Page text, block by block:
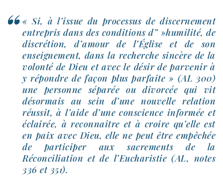
« Si, à l’is­sue du pro­ces­sus de dis­cer­ne­ment
entre­pris dans des condi­tions d” »humi­li­té, de
dis­cré­tion, d’a­mour de l’Église et de son
ensei­gne­ment, dans la recherche sin­cère de la
volon­té de Dieu et avec le désir de par­ve­nir à
y répondre de façon plus par­faite » (AL 300)
une per­sonne sépa­rée ou divor­cée qui vit
désor­mais au sein d’une nou­velle rela­tion
réus­sit, à l’aide d’une conscience infor­mée et
éclai­rée, à recon­naître et à croire qu’elle est
en paix avec Dieu, elle ne peut être empê­chée
de par­ti­ci­per aux sacre­ments de la
Réconciliation et de l’Eucharistie (AL, notes
336 et 351).